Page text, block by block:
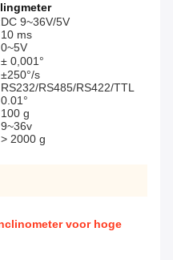
DC 9~36V/5V
10 ms
0~5V
± 0,001°
±250°/s
RS232/RS485/RS422/TTL
0.01°
100 g
9~36v
> 2000 g
voor hoge